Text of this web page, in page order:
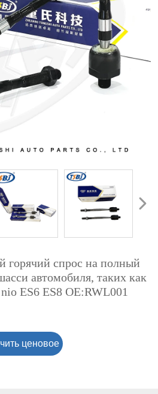
горячий спрос на полный
автомобиля, таких как
ES6 ES8 ОЕ:RWL001
ценовое